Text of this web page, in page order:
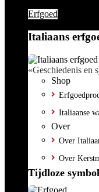
Erfgoed
Italiaans
«Geschiedenis
Shop
Italiaanse
Over
Over
Over
Tijdloze